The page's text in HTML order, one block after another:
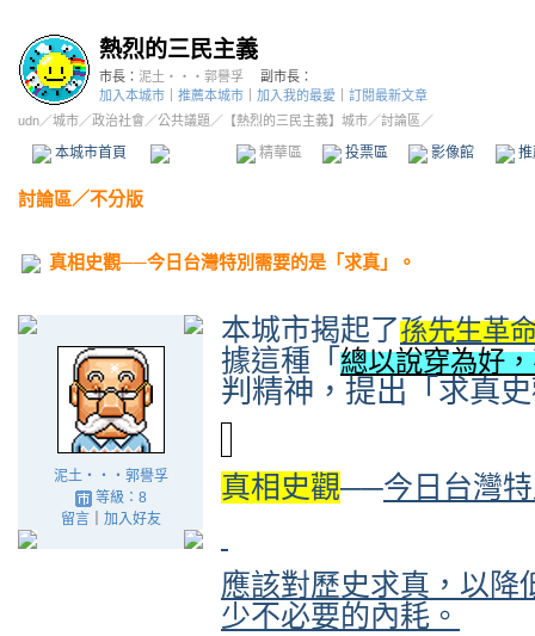
熱烈的三民主義
市長： 泥土‧‧‧郭譽孚
副市長：
加入本城市
推薦本城市 加入我的最愛
訂閱最新文章
udn／城市／政治社會 ／公共議題 ／ 【熱烈的三民主義】城市／討論區／
本城市首頁 精華區 投票區 影像館
討論區／不分版
真相史觀──今日台灣特別需要的是「求真」。
泥土‧‧‧郭譽孚
等級：8
留言｜ 加入好友
本城市揭起了孫先生革
據這種「 總以說穿為好
判精神，提出「求真
真相史觀──今日台灣
應該對歷史求真，以降
少不必要的內耗。